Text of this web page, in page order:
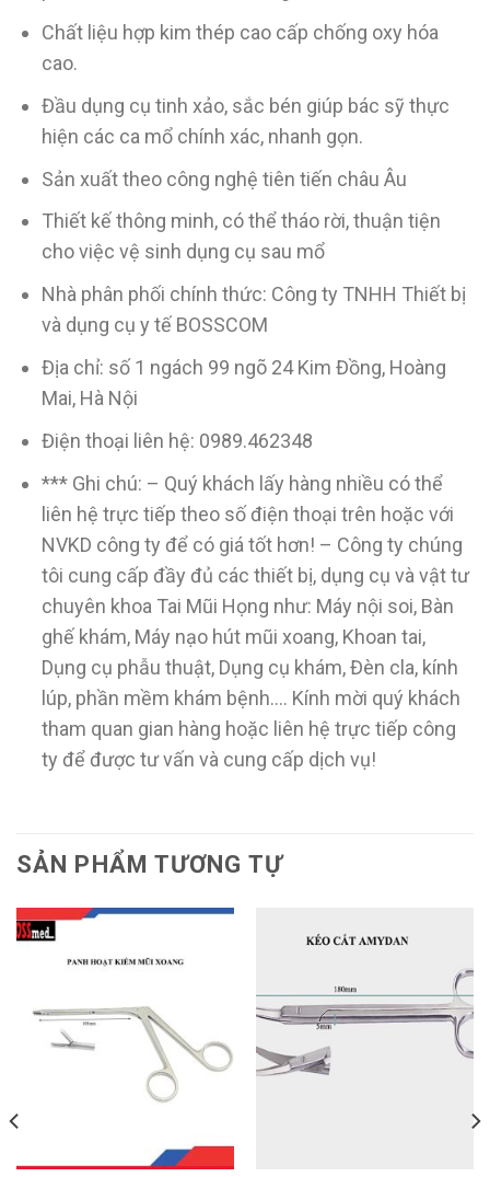
Chất liệu hợp kim thép cao cấp chống oxy hóa
cao.
Đầu dụng cụ tinh xảo, sắc bén giúp bác sỹ thực
hiện các ca mổ chính xác, nhanh gọn.
Sản xuất theo công nghệ tiên tiến châu Âu
Thiết kế thông minh, có thể tháo rời, thuận tiện
cho việc vệ sinh dụng cụ sau mổ
Nhà phân phối chính thức: Công ty TNHH Thiết bị
và dụng cụ y tế BOSSCOM
Địa chỉ: số 1 ngách 99 ngõ 24 Kim Đồng, Hoàng
Mai, Hà Nội
Điện thoại liên hệ: 0989.462348
*** Ghi chú: – Quý khách lấy hàng nhiều có thể
liên hệ trực tiếp theo số điện thoại trên hoặc với
NVKD công ty để có giá tốt hơn! – Công ty chúng
tôi cung cấp đầy đủ các thiết bị, dụng cụ và vật tư
chuyên khoa Tai Mũi Họng như: Máy nội soi, Bàn
ghế khám, Máy nạo hút mũi xoang, Khoan tai,
Dụng cụ phẫu thuật, Dụng cụ khám, Đèn cla, kính
lúp, phần mềm khám bệnh…. Kính mời quý khách
tham quan gian hàng hoặc liên hệ trực tiếp công
ty để được tư vấn và cung cấp dịch vụ!
SẢN PHẨM TƯƠNG TỰ